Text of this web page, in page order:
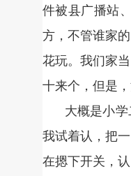
件被县广播站
方，不管谁家
花玩。我们家
十来个，但是
大概是小
我试着认，把
在摁下开关，